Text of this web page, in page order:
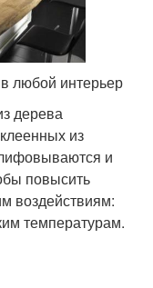
любой интерьер
дерева
из
и
повысить
воздействиям:
температурам.